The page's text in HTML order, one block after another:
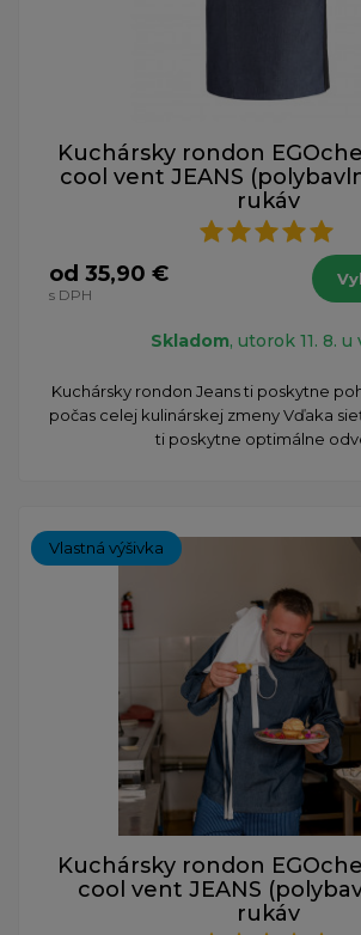
Kuchársky rondon
cool vent JEANS
rukáv
od 35,90 €
s DPH
Skladom, utorok 11. 8. u
Kuchársky rondon Jeans ti poskytne
počas celej kulinárskej zmeny Vďaka
ti poskytne optimálne
Vlastná výšivka
Kuchársky rondon
cool vent JEANS
rukáv